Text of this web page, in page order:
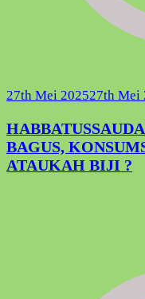
27th Mei 202527th Mei
BAGUS,
ATAUKAH BIJI ?